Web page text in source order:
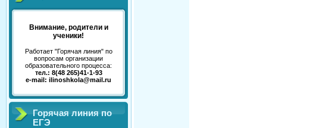
Внимание, родители и
ученики!
Работает "Горячая линия" по
вопросам организации
образовательного процесса:
тел.: 8(48 265)41-1-93
e-mail: ilinoshkola@mail.ru
Горячая линия по
ЕГЭ